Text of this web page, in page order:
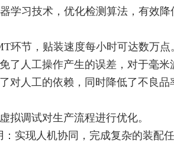
学习技术，优化检测算法，有效降
环节，贴装速度每小时可达数万点
了人工操作产生的误差，对于毫米
对人工的依赖，同时降低了不良品
拟调试对生产流程进行优化。
实现人机协同，完成复杂的装配任